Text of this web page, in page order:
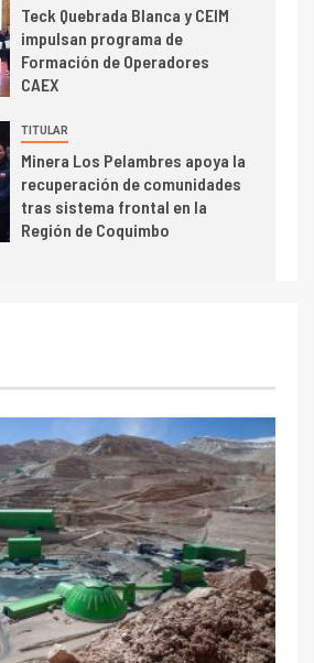
Estudio revela cómo el precio
del cobre y educación superior
se relacionan en zonas
mineras
BHP proyecta producción de
cobre cercana a 2 millones de
toneladas tras récord en
Escondida
Teck Quebrada Blanca y CEIM
impulsan programa de
Formación de Operadores
CAEX
TITULAR
Minera Los Pelambres apoya la
recuperación de comunidades
tras sistema frontal en la
Región de Coquimbo